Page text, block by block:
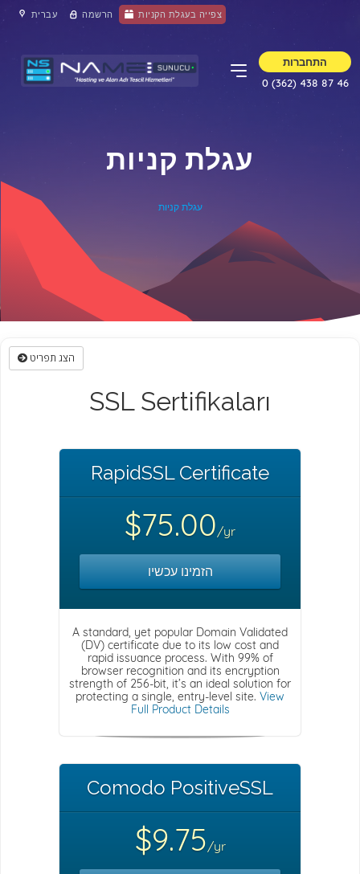
עברית הרשמה צפייה בעגלת הקניות
התחברות
0 (362) 438 87 46
עגלת קניות
עגלת קניות
הצג תפריט
SSL Sertifikaları
RapidSSL Certificate
$75.00/yr
הזמינו עכשיו
A standard, yet popular Domain Validated
(DV) certificate due to its low cost and
rapid issuance process. With 99% of
browser recognition and its encryption
strength of 256-bit, it’s an ideal solution for
protecting a single, entry-level site. View
Full Product Details
Comodo PositiveSSL
$9.75/yr